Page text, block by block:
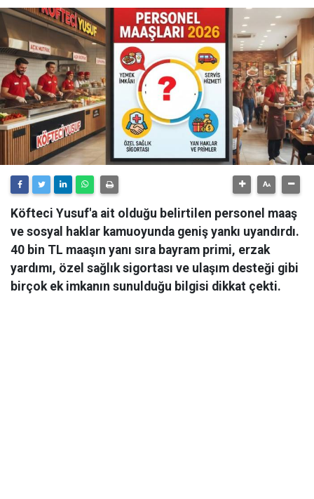
Köfteci Yusuf'a ait olduğu belirtilen personel maaş
ve sosyal haklar kamuoyunda geniş yankı uyandırdı.
40 bin TL maaşın yanı sıra bayram primi, erzak
yardımı, özel sağlık sigortası ve ulaşım desteği gibi
birçok ek imkanın sunulduğu bilgisi dikkat çekti.